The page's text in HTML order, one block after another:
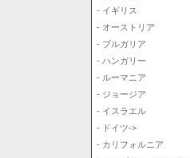
- イギリス
- オーストリア
- ブルガリア
- ハンガリー
- ルーマニア
- ジョージア
- イスラエル
- ドイツ->
- カリフォルニア